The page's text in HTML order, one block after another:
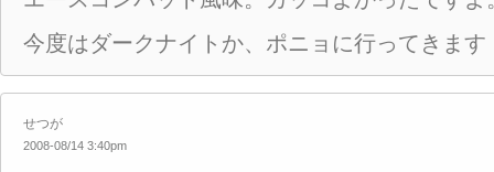
今度はダークナイトか、ポニョに行ってきます
せつが
2008-08/14 3:40pm